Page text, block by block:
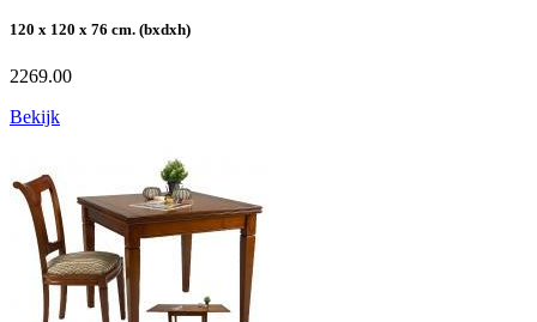
120 x 120 x 76 cm. (bxdxh)
2269.00
Bekijk